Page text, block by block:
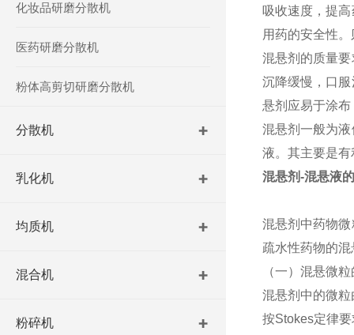
化妆品研磨分散机
医药研磨分散机
粉体高剪切研磨分散机
分散机
乳化机
均质机
混合机
粉碎机
吸收速度，提
用药的安全性
混悬剂的质量
沉降缓慢，口
悬剂应易于涂
混悬剂一般为
液。其主要是
混悬剂-混悬液
混悬剂中药物
疏水性药物的
（一）混悬微
混悬剂中的微
按Stokes定律